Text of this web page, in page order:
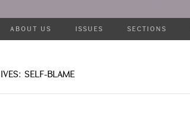
ABOUT US ISSUES SECTIONS
SELF-BLAME